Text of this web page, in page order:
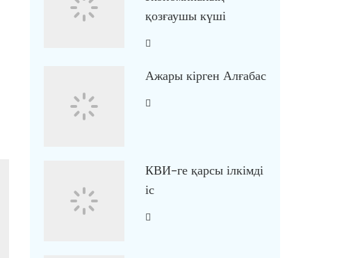
қозғаушы күші
Ажары кірген Алғабас
КВИ-ге қарсы ілкімді
іс